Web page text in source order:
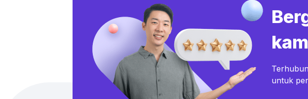
untuk